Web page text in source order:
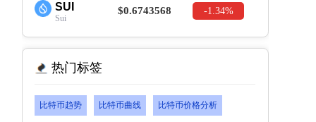
SUI
Sui
$0.6743568 -1.34%
热门标签
比特币趋势 比特币曲线 比特币价格分析